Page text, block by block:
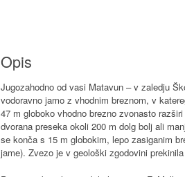
Opis
Jugozahodno od vasi Matavun – v zaledju
vodoravno jamo z vhodnim breznom, v
47 m globoko vhodno brezno zvonasto
dvorana preseka okoli 200 m dolg bolj ali
se konča s 15 m globokim, lepo zasiganim
jame). Zvezo je v geološki zgodovini